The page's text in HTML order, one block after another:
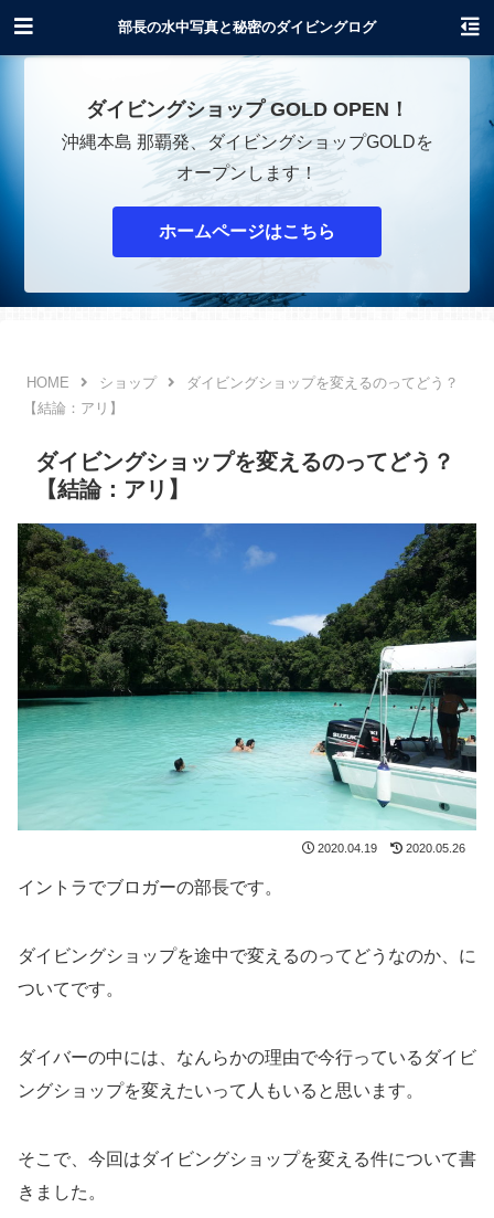
沖縄でダイビングショップOPENします！
ダイビングショップ GOLD OPEN！
沖縄本島 那覇発、ダイビングショップGOLDを
オープンします！
ホームページはこちら
ショップ
ダイビングショップを変えるのってどう？
【結論：アリ】
ダイビングショップを変えるのってどう？
【結論：アリ】
2020.04.19 2020.05.26
イントラでブロガーの部長です。
ダイビングショップを途中で変えるのってどうなのか、に
ついてです。
ダイバーの中には、なんらかの理由で今行っているダイビ
ングショップを変えたいって人もいると思います。
そこで、今回はダイビングショップを変える件について書
きました。
部長の水中写真と秘密のダイビングログ